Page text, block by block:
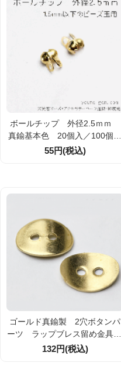
ボールチップ 外径2.5ｍｍ
真鍮基本色 20個入／100個入
（90191295）
55円(税込)
ゴールド真鍮製 2穴ボタンパ
ーツ ラップブレス留め金具11
×14ｍｍ 1個／10個割引
132円(税込)